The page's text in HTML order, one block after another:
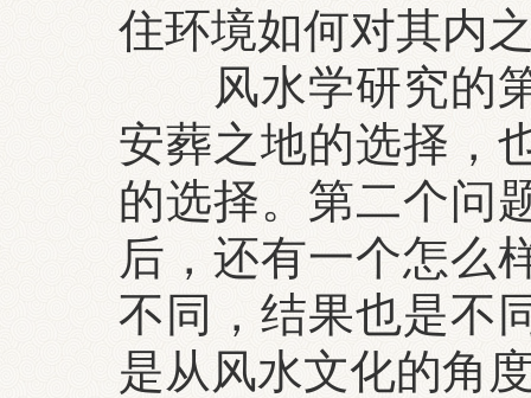
住环境如何对其内
风水学研究的第
安葬之地的选择，
的选择。第二个问
后，还有一个怎么
不同，结果也是不
是从风水文化的角